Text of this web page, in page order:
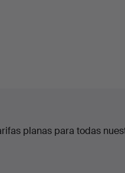
planas para todas